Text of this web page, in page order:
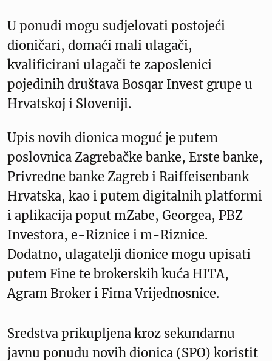
U ponudi mogu sudjelovati postojeći
dioničari, domaći mali ulagači,
kvalificirani ulagači te zaposlenici
pojedinih društava Bosqar Invest grupe u
Hrvatskoj i Sloveniji.
Upis novih dionica moguć je putem
poslovnica Zagrebačke banke, Erste banke,
Privredne banke Zagreb i Raiffeisenbank
Hrvatska, kao i putem digitalnih platformi
i aplikacija poput mZabe, Georgea, PBZ
Investora, e-Riznice i m-Riznice.
Dodatno, ulagatelji dionice mogu upisati
putem Fine te brokerskih kuća HITA,
Agram Broker i Fima Vrijednosnice.‍
Sredstva prikupljena kroz sekundarnu
javnu ponudu novih dionica (SPO) koristit